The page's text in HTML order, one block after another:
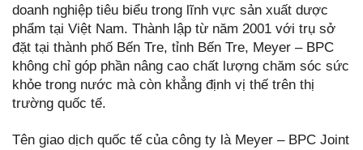
doanh nghiệp tiêu biểu trong lĩnh vực sản xuất dược
phẩm tại Việt Nam. Thành lập từ năm 2001 với trụ sở
đặt tại thành phố Bến Tre, tỉnh Bến Tre, Meyer – BPC
không chỉ góp phần nâng cao chất lượng chăm sóc sức
khỏe trong nước mà còn khẳng định vị thế trên thị
trường quốc tế.
Tên giao dịch quốc tế của công ty là Meyer – BPC Joint